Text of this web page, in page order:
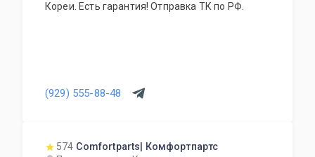
Кореи. Есть гарантия! Отправка ТК по РФ.
(929) 555-88-48
574 Comfortparts| Комфортпартс